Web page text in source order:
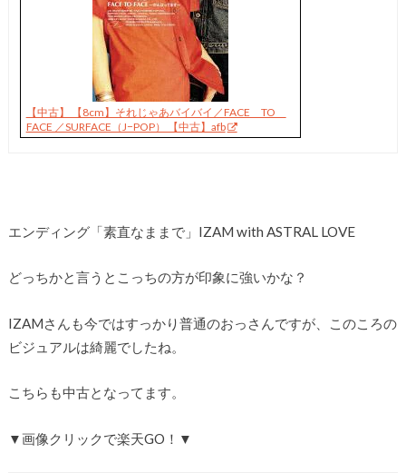
【中古】 【8cm】それじゃあバイバイ／FACE TO
FACE ／SURFACE（J−POP） 【中古】afb
エンディング「素直なままで」IZAM with ASTRAL LOVE
どっちかと言うとこっちの方が印象に強いかな？
IZAMさんも今ではすっかり普通のおっさんですが、このころの
ビジュアルは綺麗でしたね。
こちらも中古となってます。
▼画像クリックで楽天GO！▼